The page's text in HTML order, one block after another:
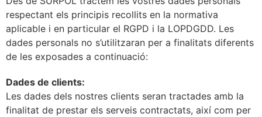
respectant els principis recollits en la normativa
aplicable i en particular el RGPD i la LOPDGDD. Les
dades personals no s’utilitzaran per a finalitats diferents
de les exposades a continuació:
Dades de clients:
Les dades dels nostres clients seran tractades amb la
finalitat de prestar els serveis contractats, així com per